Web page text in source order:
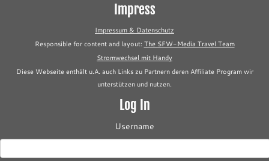
Impress
Impressum & Datenschutz
Responsible for content and layout: The SFW-Media Travel Team
Stromwechsel mit Handy
Diese Webseite enthält u.A. auch Links zu Partnern deren Affiliate Program wir
unterstützen und nutzen.
Log In
Username